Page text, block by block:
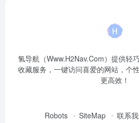
氢导航（Www.H2Nav.Com）提供轻
收藏服务，一键访问喜爱的网站，个
更高效！
Robots SiteMap 联系